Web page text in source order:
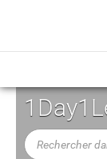
Rechercher
dans